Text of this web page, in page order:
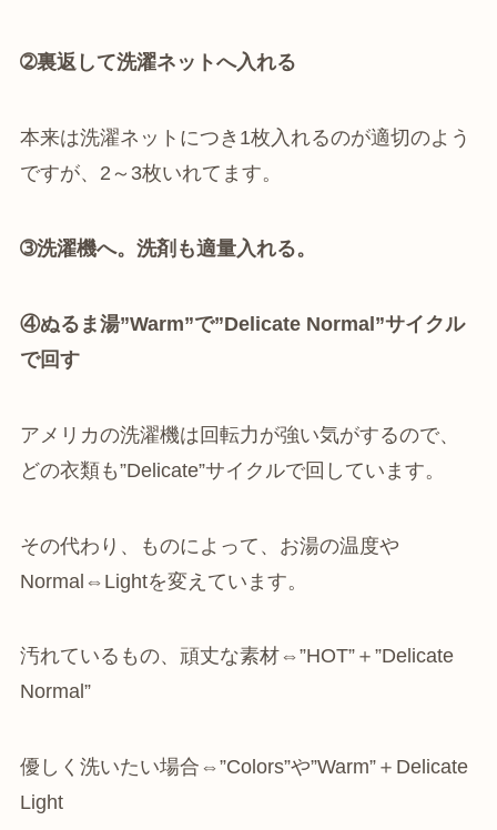
➁裏返して洗濯ネットへ入れる
本来は洗濯ネットにつき1枚入れるのが適切のよう
ですが、2～3枚いれてます。
➂洗濯機へ。 洗剤も適量入れる。
④ぬるま湯”Warm”で”Delicate Normal”サイクル
で回す
アメリカの洗濯機は回転力が強い気がするので、
どの衣類も”Delicate”サイクルで回しています。
その代わり、ものによって、お湯の温度や
Normal⇔Lightを変えています。
汚れているもの、頑丈な素材⇔”HOT”＋”Delicate
Normal”
優しく洗いたい場合⇔”Colors”や”Warm”＋Delicate
Light